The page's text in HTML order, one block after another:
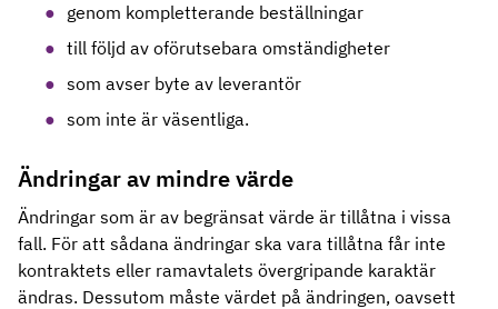
genom kompletterande beställningar
till följd av oförutsebara omständigheter
som avser byte av leverantör
som inte är väsentliga.
Ändringar av mindre värde
Ändringar som är av begränsat värde är tillåtna i vissa
fall. För att sådana ändringar ska vara tillåtna får inte
kontraktets eller ramavtalets övergripande karaktär
ändras. Dessutom måste värdet på ändringen, oavsett